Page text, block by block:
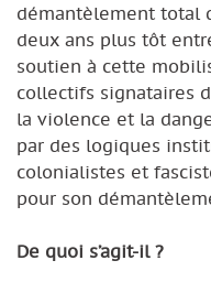
démantèlement total
deux ans plus tôt
soutien à cette
collectifs signataires
la violence et la
par des logiques
colonialistes et
pour son
De quoi s’agit-il ?